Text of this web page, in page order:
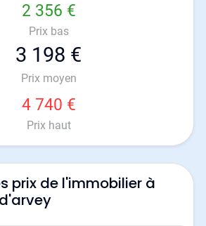
2 356 €
Prix bas
3 198 €
Prix moyen
4 740 €
Prix haut
prix de l'immobilier à